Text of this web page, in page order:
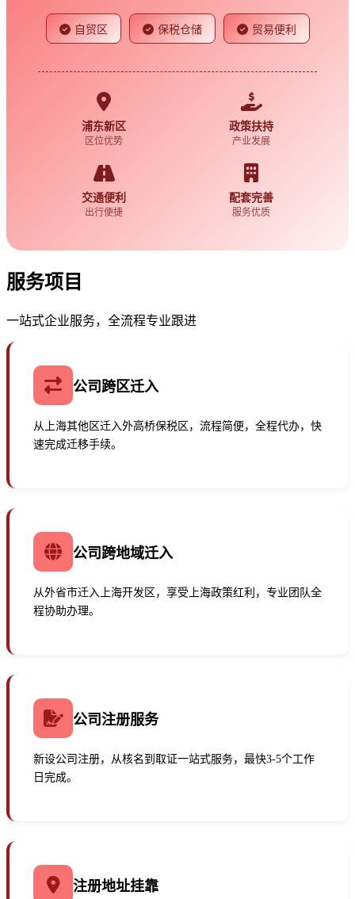
自贸区 保税仓储 贸易便利
浦东新区
区位优势
政策扶持
产业发展
交通便利
出行便捷
配套完善
服务优质
服务项目
一站式企业服务，全流程专业跟进
公司跨区迁入
从上海其他区迁入外高桥保税区，流程简便，全程代办，快
速完成迁移手续。
公司跨地域迁入
从外省市迁入上海开发区，享受上海政策红利，专业团队全
程协助办理。
公司注册服务
新设公司注册，从核名到取证一站式服务，最快3-5个工作
日完成。
注册地址挂靠